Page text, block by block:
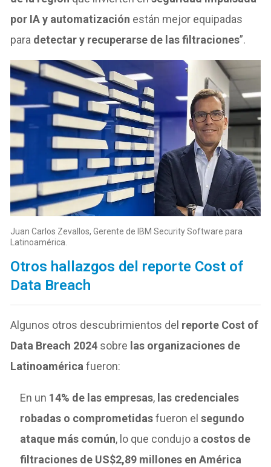
por IA y automatización están mejor equipadas
para detectar y recuperarse de las filtraciones”.
Juan Carlos Zevallos, Gerente de IBM Security Software para
Latinoamérica.
Otros hallazgos del reporte Cost of
Data Breach
Algunos otros descubrimientos del reporte Cost of
Data Breach 2024 sobre las organizaciones de
Latinoamérica fueron:
En un 14% de las empresas, las credenciales
robadas o comprometidasfueron elsegundo
ataque más común, lo que condujo a costos de
filtraciones de US$2,89 millones en América